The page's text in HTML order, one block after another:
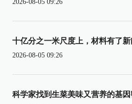
2026-08-05 09:26
十亿分之一米尺度上，材料有了新
2026-08-05 09:26
科学家找到生菜美味又营养的基